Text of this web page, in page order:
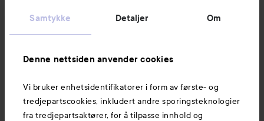
Samtykke Detaljer Om
Denne nettsiden anvender cookies
Vi bruker enhetsidentifikatorer i form av første- og
tredjepartscookies, inkludert andre sporingsteknologier
fra tredjepartsaktører, for å tilpasse innhold og
Kundeservice
Informasjon
Også av interesse